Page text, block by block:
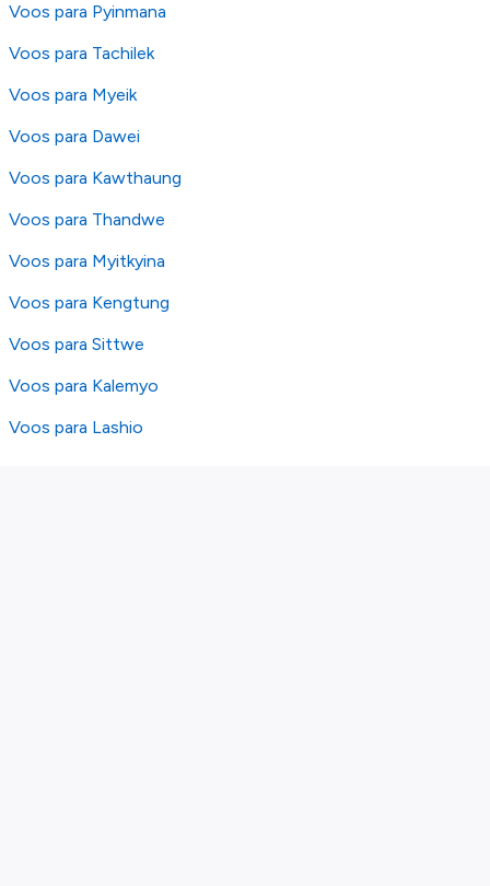
Voos para Pyinmana
Voos para Tachilek
Voos para Myeik
Voos para Dawei
Voos para Kawthaung
Voos para Thandwe
Voos para Myitkyina
Voos para Kengtung
Voos para Sittwe
Voos para Kalemyo
Voos para Lashio